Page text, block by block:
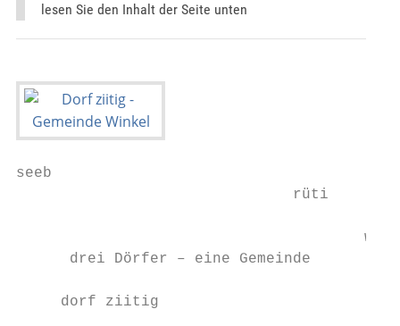
lesen Sie den Inhalt der Seite unten
seeb
                               rüti
      drei Dörfer – eine Gemeinde
     dorf ziitig